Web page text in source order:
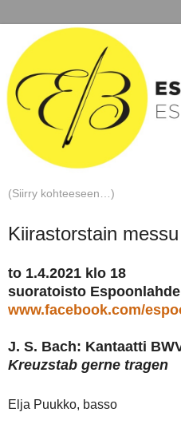
Kiirastorstain messu
to 1.4.2021 klo 18
suoratoisto
www.facebook.com/
J. S. Bach: Kantaatti
Kreuzstab gerne tragen
Elja Puukko, basso